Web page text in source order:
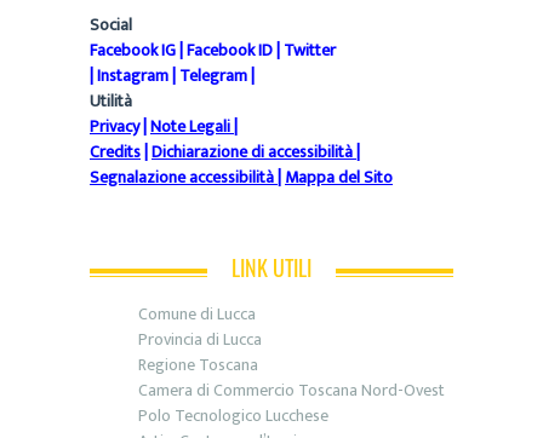
Social
Facebook IG|Facebook ID|Twitter
|Instagram|Telegram|
Utilità
Privacy|Note Legali|
Credits|Dichiarazione di accessibilità|
Segnalazione accessibilità|Mappa del Sito
LINK UTILI
Comune di Lucca
Provincia di Lucca
Regione Toscana
Camera di Commercio Toscana Nord-Ovest
Polo Tecnologico Lucchese